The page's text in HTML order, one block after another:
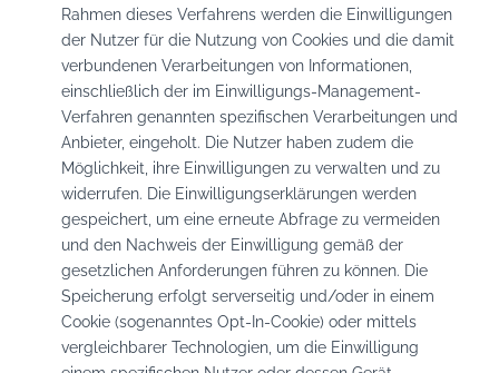
Rahmen dieses Verfahrens werden die Einwilligungen
der Nutzer für die Nutzung von Cookies und die damit
verbundenen Verarbeitungen von Informationen,
einschließlich der im Einwilligungs-Management-
Verfahren genannten spezifischen Verarbeitungen und
Anbieter, eingeholt. Die Nutzer haben zudem die
Möglichkeit, ihre Einwilligungen zu verwalten und zu
widerrufen. Die Einwilligungserklärungen werden
gespeichert, um eine erneute Abfrage zu vermeiden
und den Nachweis der Einwilligung gemäß der
gesetzlichen Anforderungen führen zu können. Die
Speicherung erfolgt serverseitig und/oder in einem
Cookie (sogenanntes Opt-In-Cookie) oder mittels
vergleichbarer Technologien, um die Einwilligung